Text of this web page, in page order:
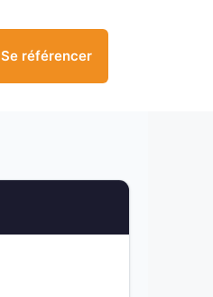
Se référencer